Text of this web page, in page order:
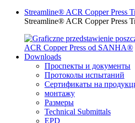
Streamline® ACR Copper Press
Streamline® ACR Copper Press
Downloads
Проспекты и документы
Протоколы испытаний
Сертификаты на
монтажу
Размеры
Technical Submittals
EPD